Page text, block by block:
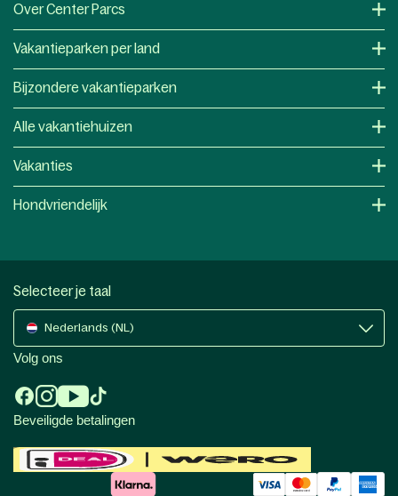
Over Center Parcs
Vakantieparken per land
Bijzondere vakantieparken
Alle vakantiehuizen
Vakanties
Hondvriendelijk
Selecteer je taal
Nederlands (NL)
Volg ons
Beveiligde betalingen